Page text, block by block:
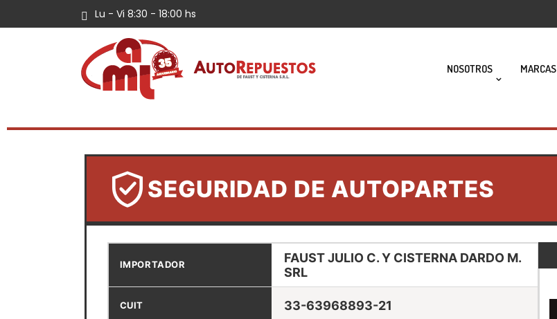
Lu - Vi 8:30 - 18:00 hs
NOSOTROS MARCAS
SEGURIDAD DE AUTOPARTES
IMPORTADOR
FAUST JULIO C. Y CISTERNA DARDO M.
SRL
CUIT 33-63968893-21